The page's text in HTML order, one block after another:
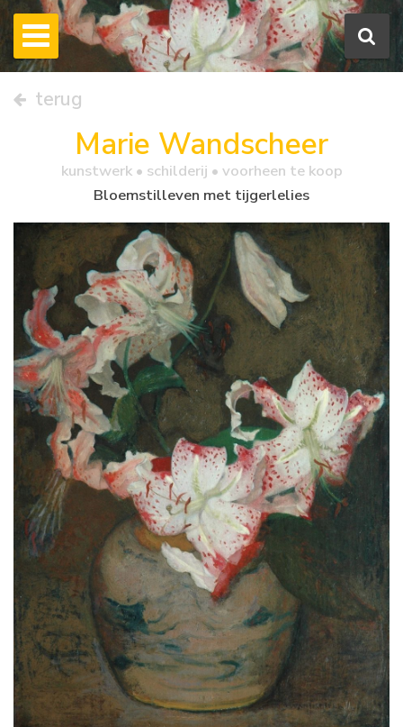
terug
Marie Wandscheer
kunstwerk • schilderij • voorheen te koop
Bloemstilleven met tijgerlelies